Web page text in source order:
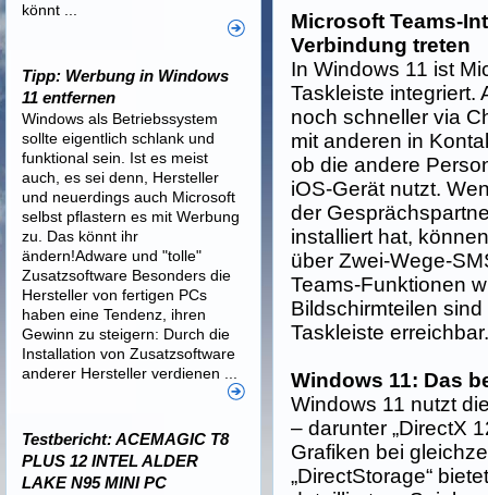
Microsoft Teams-
Verbindung treten
In Windows 11 ist
Taskleiste integriert.
noch schneller via
mit anderen in
ob die andere
iOS-Gerät nutzt.
der
installiert hat,
über Zwei-Wege-
Teams-Funktionen
Bildschirmteilen
Taskleiste
Windows 11: Das
Windows 11 nutzt
– darunter „DirectX
Grafiken bei
„DirectStorage“
könnt ...
Tipp: Werbung in Windows
11 entfernen
Windows als Betriebssystem
sollte eigentlich schlank und
funktional sein. Ist es meist
auch, es sei denn, Hersteller
und neuerdings auch Microsoft
selbst pflastern es mit Werbung
zu. Das könnt ihr
ändern!Adware und "tolle"
Zusatzsoftware Besonders die
Hersteller von fertigen PCs
haben eine Tendenz, ihren
Gewinn zu steigern: Durch die
Installation von Zusatzsoftware
anderer Hersteller verdienen ...
Testbericht: ACEMAGIC T8
PLUS 12 INTEL ALDER
LAKE N95 MINI PC